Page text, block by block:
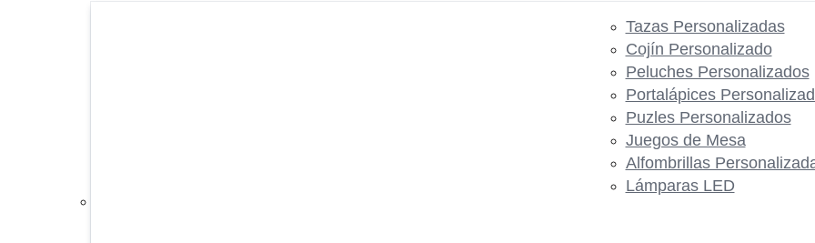
Tazas Personalizadas
Cojín Personalizado
Peluches Personalizados
Portalápices
Puzles Personalizados
Juegos de Mesa
Alfombrillas
Lámparas LED